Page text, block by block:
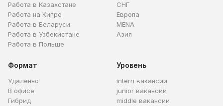
Работа в Казахстане
Работа на Кипре
Работа в Беларуси
Работа в Узбекистане
Работа в Польше
СНГ
Европа
MENA
Азия
Формат
Удалённо
В офисе
Гибрид
Уровень
intern вакансии
junior вакансии
middle вакансии